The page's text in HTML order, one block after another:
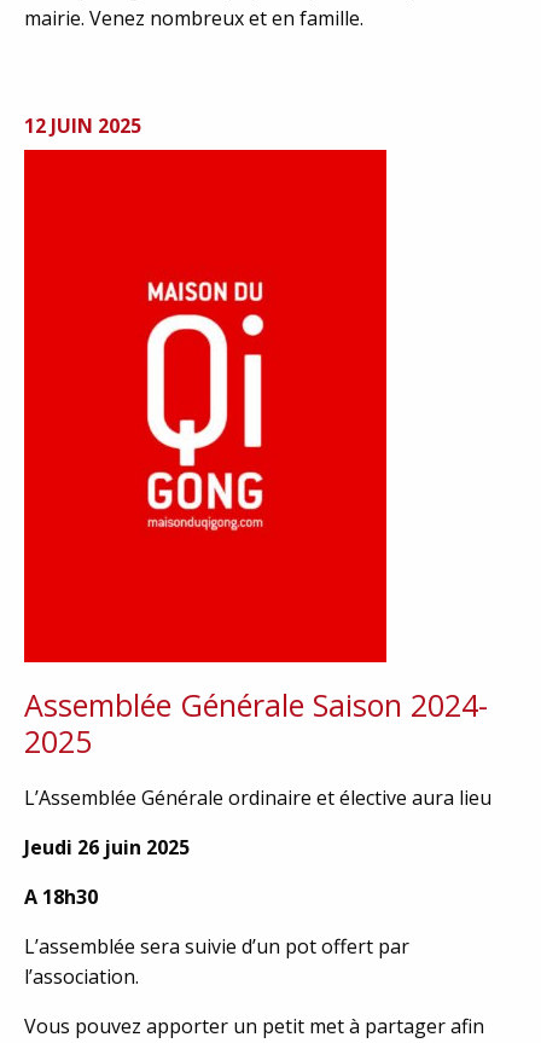
mairie. Venez nombreux et en famille.
12 JUIN 2025
Assemblée Générale Saison 2024-
2025
L’Assemblée Générale ordinaire et élective aura lieu
Jeudi 26 juin 2025
A 18h30
L’assemblée sera suivie d’un pot offert par
l’association.
Vous pouvez apporter un petit met à partager afin